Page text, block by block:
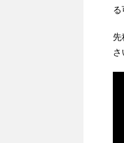
る
先
さ